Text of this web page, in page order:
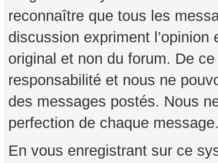
reconnaître que tous les
discussion expriment
original et non du forum. De
responsabilité et nous ne
des messages postés. Nous
perfection de chaque
En vous enregistrant sur ce